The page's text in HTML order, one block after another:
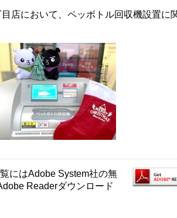
店において、ペッボトル回収機設置に
にはAdobe System社の無
Readerダウンロード